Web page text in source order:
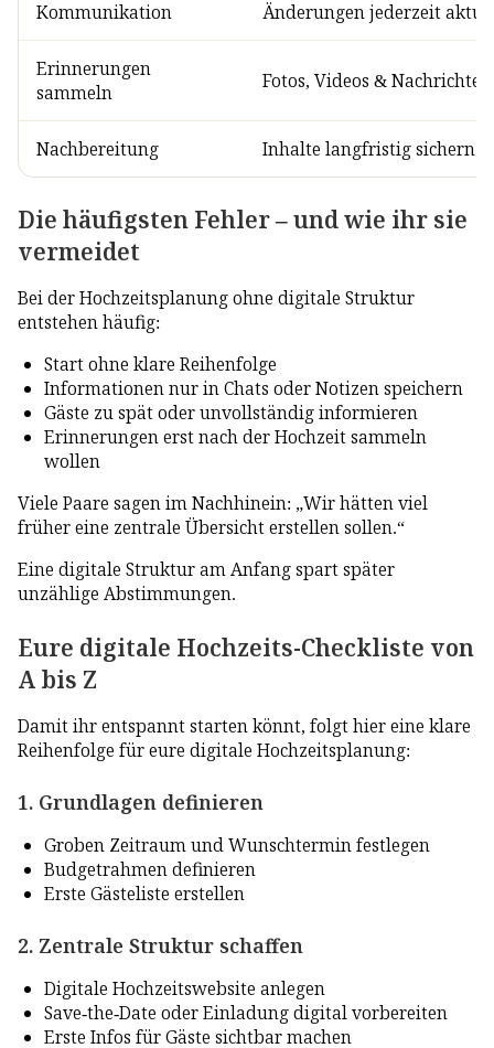
Kommunikation Änderungen jederzeit
Erinnerungen
sammeln
Fotos, Videos &
Nachbereitung Inhalte langfristig sichern
Die häufigsten Fehler – und wie ihr sie
vermeidet
Bei der Hochzeitsplanung ohne digitale Struktur
entstehen häufig:
Start ohne klare Reihenfolge
Informationen nur in Chats oder Notizen speichern
Gäste zu spät oder unvollständig informieren
Erinnerungen erst nach der Hochzeit sammeln
wollen
Viele Paare sagen im Nachhinein: „Wir hätten viel
früher eine zentrale Übersicht erstellen sollen.“
Eine digitale Struktur am Anfang spart später
unzählige Abstimmungen.
Eure digitale Hochzeits-Checkliste von
A bis Z
Damit ihr entspannt starten könnt, folgt hier eine klare
Reihenfolge für eure digitale Hochzeitsplanung:
1. Grundlagen definieren
Groben Zeitraum und Wunschtermin festlegen
Budgetrahmen definieren
Erste Gästeliste erstellen
2. Zentrale Struktur schaffen
Digitale Hochzeitswebsite anlegen
Save-the-Date oder Einladung digital vorbereiten
Erste Infos für Gäste sichtbar machen